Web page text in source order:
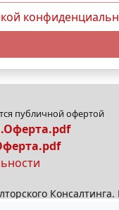
публичной офертой